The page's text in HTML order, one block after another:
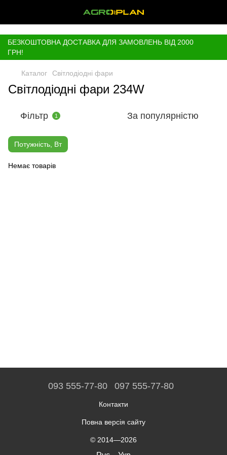
БЕЗКОШТОВНА ДОСТАВКА ДЛЯ ЗАМОВЛЕНЬ ВІД 2000
ГРН!
Каталог Світлодіодні фари
Світлодіодні фари 234W
Фільтр 1 За популярністю
Потужність, Вт
Немає товарів
093 555-77-80 097 555-77-80
Контакти
Повна версія сайту
© 2014—2026